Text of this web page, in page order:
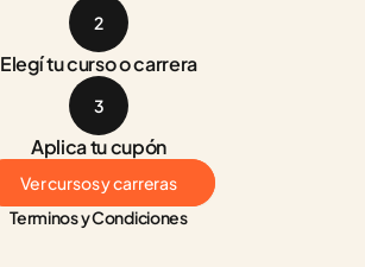
2
Elegí tu curso o carrera
3
Aplica tu cupón
Ver cursos y carreras
Terminos y Condiciones